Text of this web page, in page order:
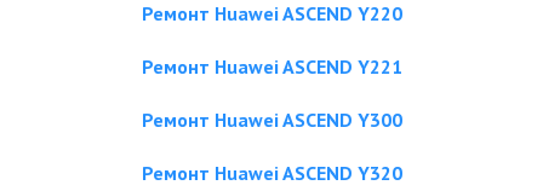
Ремонт Huawei ASCEND Y220
Ремонт Huawei ASCEND Y221
Ремонт Huawei ASCEND Y300
Ремонт Huawei ASCEND Y320